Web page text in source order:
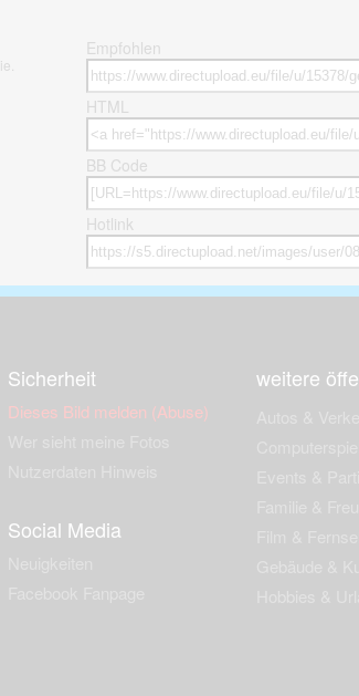
Empfohlen
HTML
BB Code
Hotlink
Sicherheit
Dieses Bild melden (Abuse)
Social Media
weitere